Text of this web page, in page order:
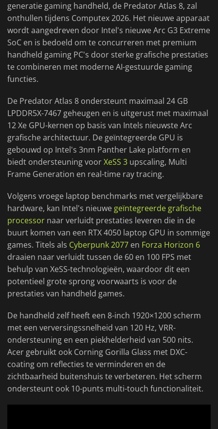
generatie gaming handheld, de Predator Atlas 8, zal
onthullen tijdens Computex 2026. Het nieuwe apparaat
wordt aangedreven door Intel's nieuwe Arc G3 Extreme
SoC en is bedoeld om te concurreren met premium
handheld gaming PC's door sterke grafische prestaties
te combineren met moderne AI-gestuurde gaming
functies.
De Predator Atlas 8 ondersteunt maximaal 24 GB
LPDDR5X-7467 geheugen en is uitgerust met maximaal
12 Xe GPU-kernen op basis van Intels nieuwste Arc
grafische architectuur. De geïntegreerde GPU is
gebouwd op Intel's 3nm Panther Lake platform en
biedt ondersteuning voorXeSS 3 upscaling, Multi
Frame Generation en real-time ray tracing.
Volgens vroege laptop benchmarks met vergelijkbare
hardware, kan Intel's nieuwe geïntegreerde grafische
processor naar verluidt prestaties leveren die in de
buurt komen van een RTX 4050 laptop GPU in sommige
games. Titels als Cyberpunk 2077 en Forza Horizon 6
draaien naar verluidt tussen de 60 en 100 FPS met
behulp van XeSS-technologieën, waardoor dit een
potentieel grote sprong voorwaarts is voor de
prestaties van handheld games.
De handheld zelf heeft een 8-inch 1920×1200 scherm
met een verversingssnelheid van 120 Hz, VRR-
ondersteuning en een piekhelderheid van 500 nits.
Acer gebruikt ook Corning Gorilla Glass met DXC-
coating om reflecties te verminderen en de
zichtbaarheid buitenshuis te verbeteren. Het scherm
ondersteunt ook 10-punts multi-touch functionaliteit.